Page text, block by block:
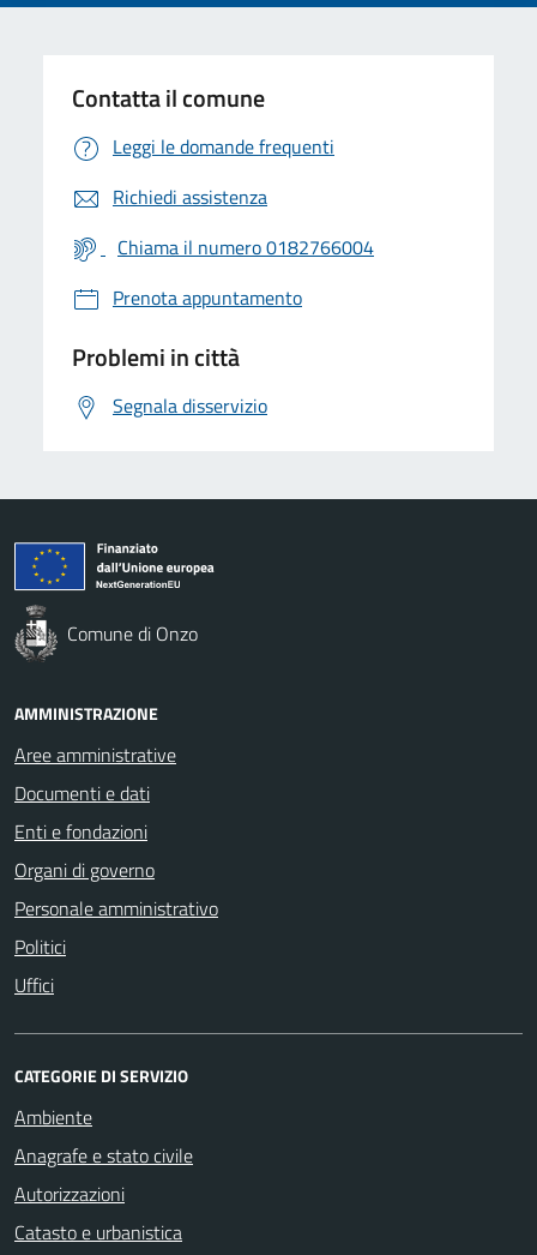
Contatta il comune
Leggi le domande frequenti
Richiedi assistenza
Chiama il numero 0182766004
Prenota appuntamento
Problemi in città
Segnala disservizio
Comune di Onzo
AMMINISTRAZIONE
Aree amministrative
Documenti e dati
Enti e fondazioni
Organi di governo
Personale amministrativo
Politici
Uffici
CATEGORIE DI SERVIZIO
Ambiente
Anagrafe e stato civile
Autorizzazioni
Catasto e urbanistica